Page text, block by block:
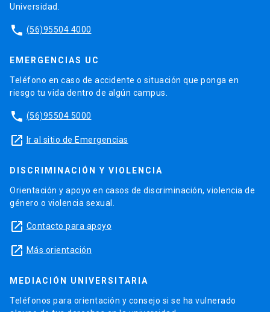
Universidad.
phone (56)95504 4000
EMERGENCIAS UC
Teléfono en caso de accidente o situación que ponga en
riesgo tu vida dentro de algún campus.
phone (56)95504 5000
launch Ir al sitio de Emergencias
DISCRIMINACIÓN Y VIOLENCIA
Orientación y apoyo en casos de discriminación, violencia de
género o violencia sexual.
launch Contacto para apoyo
launch Más orientación
MEDIACIÓN UNIVERSITARIA
Teléfonos para orientación y consejo si se ha vulnerado